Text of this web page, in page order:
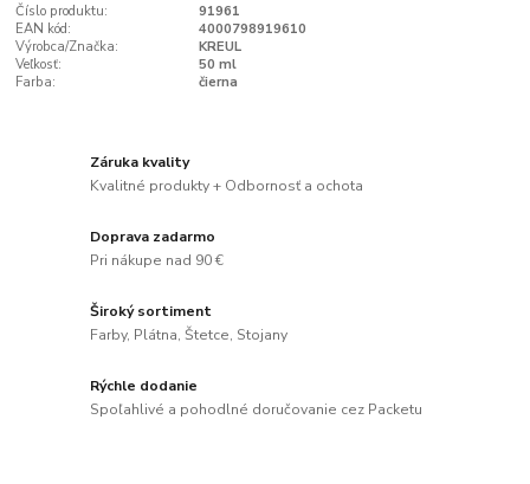
Číslo produktu:
91961
EAN kód:
4000798919610
Výrobca/Značka:
KREUL
Veľkosť:
50 ml
Farba:
čierna
Záruka kvality
Kvalitné produkty + Odbornosť a ochota
Doprava zadarmo
Pri nákupe nad 90 €
Široký sortiment
Farby, Plátna, Štetce, Stojany
Rýchle dodanie
Spoľahlivé a pohodlné doručovanie cez Packetu